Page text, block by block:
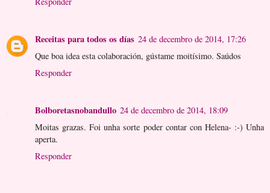
Receitas para todos os días 24 de decembro de 2014, 17:26
Que boa idea esta colaboración, gústame moitísimo. Saúdos
Responder
Bolboretasnobandullo 24 de decembro de 2014, 18:09
Moitas grazas. Foi unha sorte poder contar con Helena- :-) Unha
aperta.
Responder